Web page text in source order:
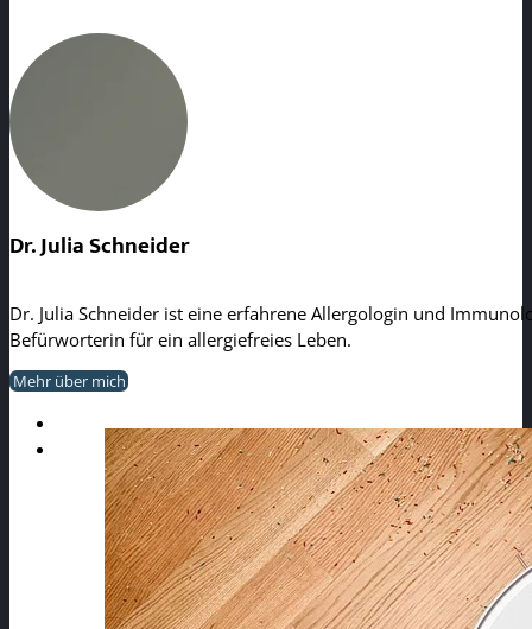
Dr. Julia Schneider
Dr. Julia Schneider ist eine erfahrene Allergologin und
Befürworterin für ein allergiefreies Leben.
Mehr über mich